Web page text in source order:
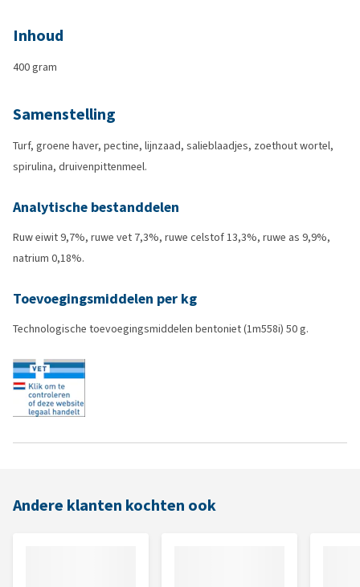
Inhoud
400 gram
Samenstelling
Turf, groene haver, pectine, lijnzaad, salieblaadjes, zoethout wortel,
spirulina, druivenpittenmeel.
Analytische bestanddelen
Ruw eiwit 9,7%, ruwe vet 7,3%, ruwe celstof 13,3%, ruwe as 9,9%,
natrium 0,18%.
Toevoegingsmiddelen per kg
Technologische toevoegingsmiddelen bentoniet (1m558i) 50 g.
Andere klanten kochten ook